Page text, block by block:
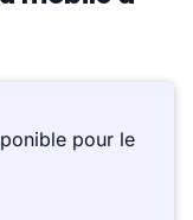
pour le